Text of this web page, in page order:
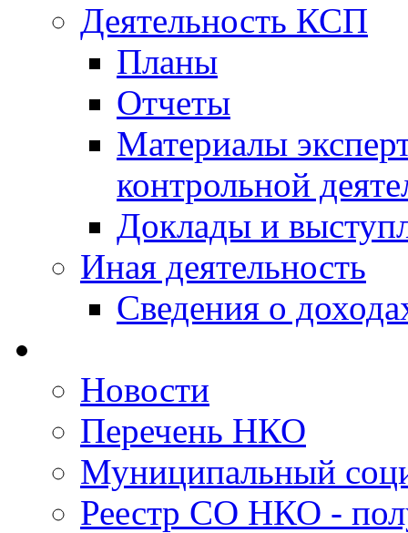
Деятельность КСП
Планы
Отчеты
Материалы
контрольной
Доклады и
Иная деятельность
Сведения о
Новости
Перечень НКО
Муниципальный
Реестр СО НКО -